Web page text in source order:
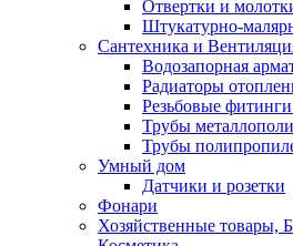
Отвертки и
Штукатурно-
Сантехника и
Водозапорная
Радиаторы
Резьбовые
Трубы
Трубы
Умный дом
Датчики и розетки
Фонари
Хозяйственные товары,